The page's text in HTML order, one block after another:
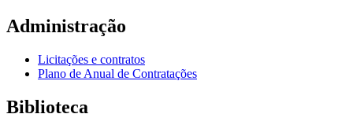
Administração
Licitações e contratos
Plano de Anual de Contratações
Biblioteca